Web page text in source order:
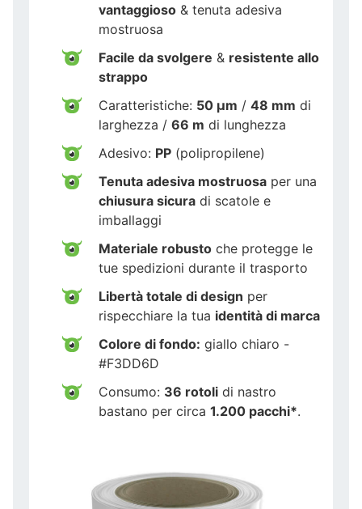
vantaggioso & tenuta adesiva
mostruosa
Facile da svolgere & resistente allo
strappo
Caratteristiche: 50 µm / 48 mm di
larghezza / 66 m di lunghezza
Adesivo: PP (polipropilene)
Tenuta adesiva mostruosa per una
chiusura sicura di scatole e
imballaggi
Materiale robusto che protegge le
tue spedizioni durante il trasporto
Libertà totale di design per
rispecchiare la tua identità di marca
Colore di fondo: giallo chiaro -
#F3DD6D
Consumo: 36 rotoli di nastro
bastano per circa 1.200 pacchi*.